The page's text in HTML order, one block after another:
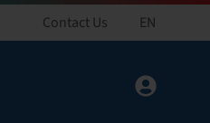
Contact Us EN